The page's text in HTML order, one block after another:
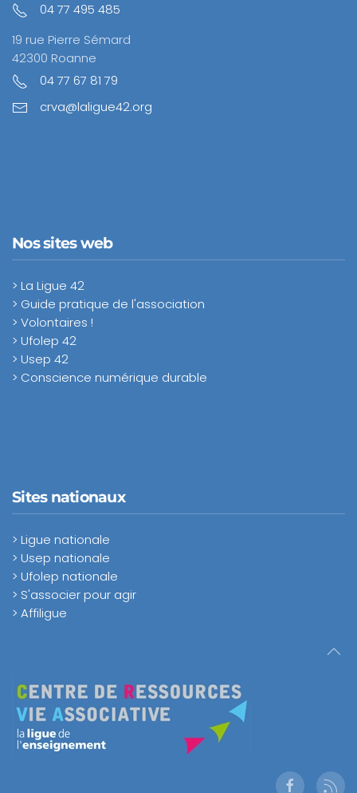
04 77 495 485
19 rue Pierre Sémard
42300 Roanne
04 77 67 81 79
crva@laligue42.org
Nos sites web
> La Ligue 42
> Guide pratique de l'association
> Volontaires !
> Ufolep 42
> Usep 42
> Conscience numérique durable
Sites nationaux
> Ligue nationale
> Usep nationale
> Ufolep nationale
> S'associer pour agir
> Affiligue